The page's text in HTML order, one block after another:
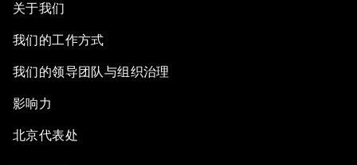
关于我们
我们的工作方式
我们的领导团队与组织治理
影响力
北京代表处